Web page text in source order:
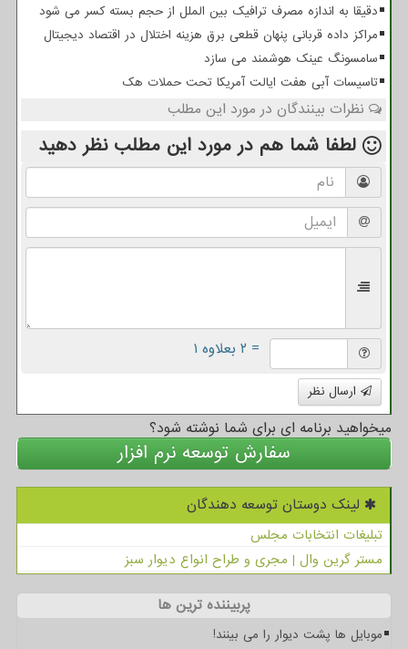
دقیقا به اندازه مصرف ترافیک بین الملل از حجم بسته کسر می شود
مراکز داده قربانی پنهان قطعی برق هزینه اختلال در اقتصاد دیجیتال
سامسونگ عینک هوشمند می سازد
تاسیسات آبی هفت ایالت آمریکا تحت حملات هک
نظرات بینندگان در مورد این مطلب
لطفا شما هم در مورد این مطلب نظر دهید
= ۲ بعلاوه ۱
ارسال نظر
میخواهید برنامه ای برای شما نوشته شود؟
سفارش توسعه نرم افزار
لینک دوستان توسعه دهندگان
تبلیغات انتخابات مجلس
مستر گرین وال | مجری و طراح انواع دیوار سبز
پربیننده ترین ها
موبایل ها پشت دیوار را می بینند!